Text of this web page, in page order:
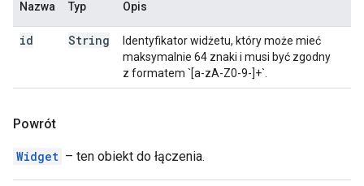
Nazwa Typ Opis
id String
Identyfikator widżetu, który może mieć
maksymalnie 64 znaki i musi być zgodny
z formatem `[a-zA-Z0-9-]+`.
Powrót
Widget – ten obiekt do łączenia.